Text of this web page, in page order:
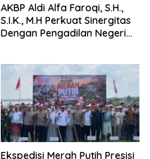
AKBP Aldi Alfa Faroqi, S.H.,
S.I.K., M.H Perkuat Sinergitas
Dengan Pengadilan Negeri
Implementasi KUHAP Baru
Ekspedisi Merah Putih Presisi